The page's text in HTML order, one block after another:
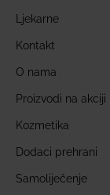
Ljekarne
Kontakt
O nama
Proizvodi na akciji
Kozmetika
Dodaci prehrani
Samoliječenje